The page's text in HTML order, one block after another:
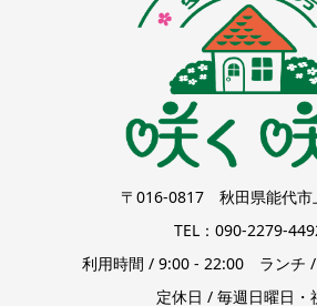
〒016-0817 秋田県能代市
TEL：090-2279-
利用時間 / 9:00 - 22:00 ランチ
定休日 / 毎週日曜日・